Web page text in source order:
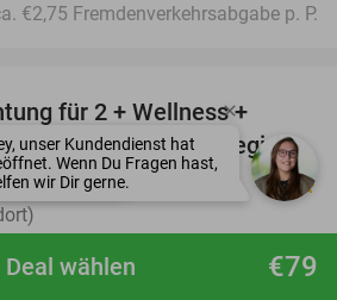
€79
Deal wählen
€2,75 Fremdenverkehrsabgabe p. P.
für 2 + Wellness +
in der Wattenmeer-Region
8.6star
€218
€74
ÖFFNEN close